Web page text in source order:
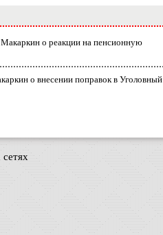
Макаркин о реакции на пенсионную
о внесении поправок в Уголовный